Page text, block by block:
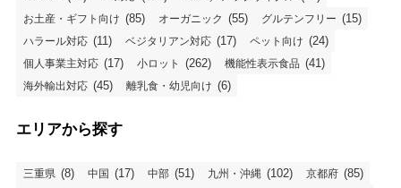
お土産・ギフト向け (85) オーガニック (55) グルテンフリー (15)
ハラール対応 (11) ベジタリアン対応 (17) ペット向け (24)
個人事業主対応 (17) 小ロット (262) 機能性表示食品 (41)
海外輸出対応 (45) 離乳食・幼児向け (6)
エリアから探す
三重県 (8) 中国 (17) 中部 (51) 九州・沖縄 (102) 京都府 (85)